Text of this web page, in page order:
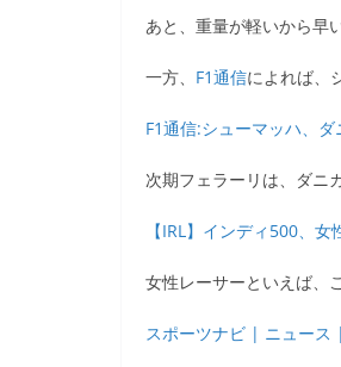
b
o
o
k
あと、重量が軽いから早
一方、 F1通信によれば、
F1通信:シューマッハ、
次期フェラーリは、ダニ
【IRL】インディ500、
女性レーサーといえば、
スポーツナビ | ニュース